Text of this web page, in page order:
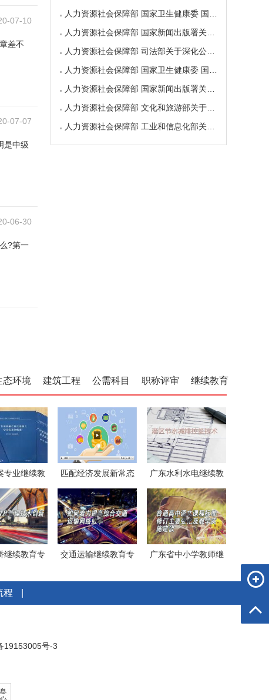
07-10
差不
07-07
是中级
06-30
?第一
人力资源社会保障部 国家卫生健康委 国家中医药
人力资源社会保障部 国家新闻出版署关于深化新
人力资源社会保障部 司法部关于深化公共法律服
人力资源社会保障部 国家卫生健康委 国家中医药
人力资源社会保障部 国家新闻出版署关于深化新
人力资源社会保障部 文化和旅游部关于深化图书
人力资源社会保障部 工业和信息化部关于深化工
继续教育
职称评审
公需科目
建筑工程
态环境
专业继续教
匹配经济发展新常态
广东水利水电继续教
继续教育专
交通运输继续教育专
广东省中小学教师继
程
19153005号-3